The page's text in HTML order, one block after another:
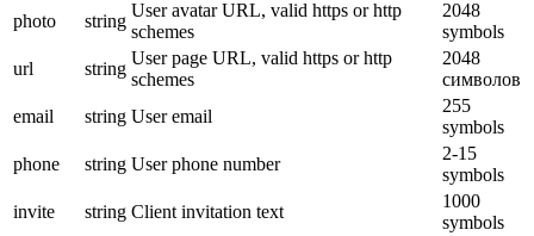
photo
string
User avatar URL, valid https or http
schemes
2048
symbols
url
string
User page URL, valid https or http
schemes
2048
символов
email
string User email
255
symbols
phone
string User phone number
2-15
symbols
invite
string Client invitation text
1000
symbols